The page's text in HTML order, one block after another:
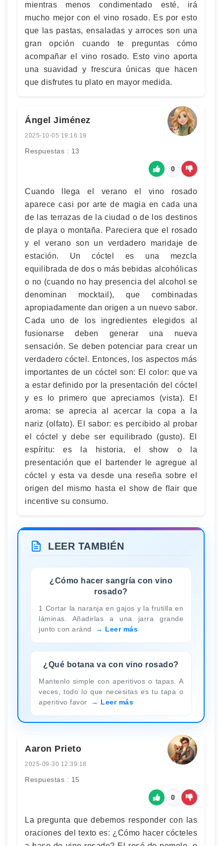
mientras menos condimentado esté, irá
mucho mejor con el vino rosado. Es por esto
que las pastas, ensaladas y arroces son una
gran opción cuando te preguntas cómo
acompañar el vino rosado. Esto vino aporta
una suavidad y frescura únicas que hacen
que disfrutes tu plato en mayor medida.
Ángel Jiménez
2025-10-05 19:16:19
Respuestas : 13
0
Cuando llega el verano el vino rosado
aparece casi por arte de magia en cada una
de las terrazas de la ciudad o de los destinos
de playa o montaña. Pareciera que el rosado
y el verano son un verdadero maridaje de
estación. Un cóctel es una mezcla
equilibrada de dos o más bebidas alcohólicas
o no (cuando no hay presencia del alcohol se
denominan mocktail), que combinadas
apropiadamente dan origen a un nuevo sabor.
Cada uno de los ingredientes elegidos al
fusionarse deben generar una nueva
sensación. Se deben potenciar para crear un
verdadero cóctel. Entonces, los aspectos más
importantes de un cóctel son: El color: que va
a estar definido por la presentación del cóctel
y es lo primero que apreciamos (vista). El
aroma: se aprecia al acercar la copa a la
nariz (olfato). El sabor: es percibido al probar
el cóctel y debe ser equilibrado (gusto). El
espíritu: es la historia, el show o la
presentación que el bartender le agregue al
cóctel y esta va desde una reseña sobre el
origen del mismo hasta el show de flair que
incentive su consumo.
LEER TAMBIÉN
¿Cómo hacer sangría con vino
rosado?
1 Cortar la naranja en gajos y la frutilla en
láminas. Añadirlas a una jarra grande
junto con aránd
Leer más
¿Qué botana va con vino rosado?
Mantenlo simple con aperitivos o tapas. A
veces, todo lo que necesitas es tu tapa o
aperitivo favor
Leer más
Aaron Prieto
2025-09-30 12:39:18
Respuestas : 15
0
La pregunta que debemos responder con las
oraciones del texto es: ¿Cómo hacer cócteles